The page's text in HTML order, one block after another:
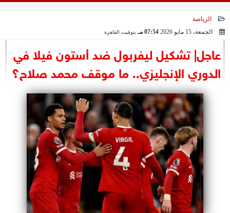
السياسة
الرئاسة
البرلمان
الوزارات
الأحزاب
الرياضة
الجمعة، 15 مايو 2026
07:54 مـ بتوقيت القاهرة
عاجل| تشكيل ليفربول ضد أستون فيلا في
الدوري الإنجليزي.. ما موقف محمد صلاح؟